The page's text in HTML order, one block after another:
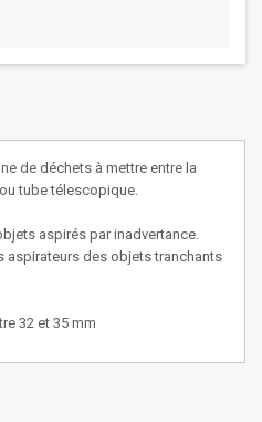
de déchets à mettre entre la
tube télescopique.
aspirés par inadvertance.
aspirateurs des objets tranchants
32 et 35 mm